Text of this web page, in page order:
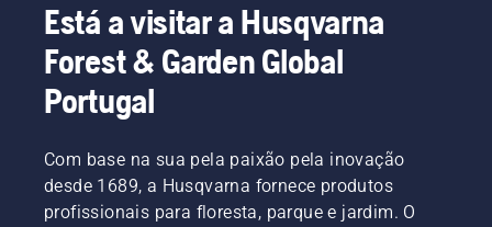
Está a visitar a Husqvarna
Forest & Garden Global
Portugal
Com base na sua pela paixão pela inovação
desde 1689, a Husqvarna fornece produtos
profissionais para floresta, parque e jardim. O